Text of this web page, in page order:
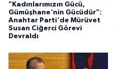
"Kadınlarımızın Gücü,
Gümüşhane'nin Gücüdür":
Anahtar Parti'de Mürüvet
Susan Ciğerci Görevi
Devraldı